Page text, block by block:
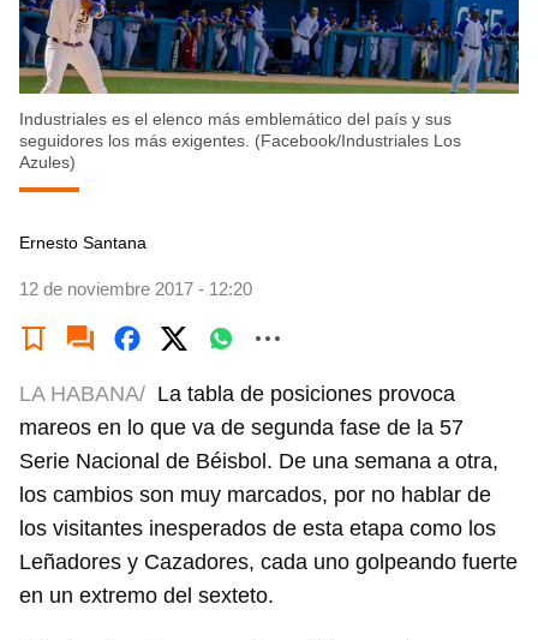
Industriales es el elenco más emblemático del país y sus
seguidores los más exigentes. (Facebook/Industriales Los
Azules)
Ernesto Santana
12 de noviembre 2017 - 12:20
LA HABANA/ La tabla de posiciones provoca
mareos en lo que va de segunda fase de la 57
Serie Nacional de Béisbol. De una semana a otra,
los cambios son muy marcados, por no hablar de
los visitantes inesperados de esta etapa como los
Leñadores y Cazadores, cada uno golpeando fuerte
en un extremo del sexteto.